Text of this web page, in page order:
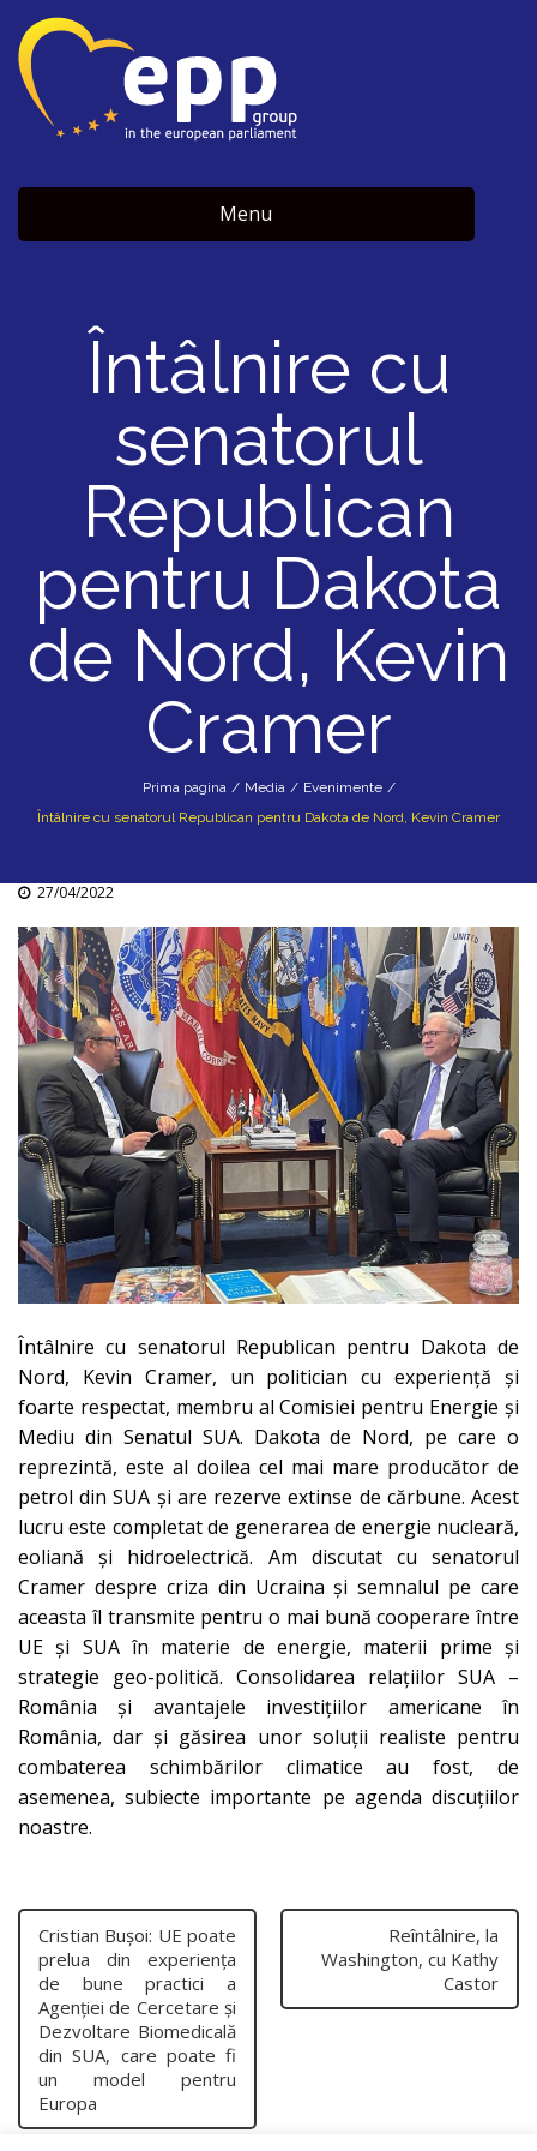
Menu
Întâlnire cu
senatorul
Republican
pentru Dakota
de Nord, Kevin
Cramer
Prima pagina / Media / Evenimente /
Întâlnire cu senatorul Republican pentru Dakota de Nord, Kevin Cramer
27/04/2022
Întâlnire cu senatorul Republican pentru Dakota de
Nord, Kevin Cramer, un politician cu experiență și
foarte respectat, membru al Comisiei pentru Energie și
Mediu din Senatul SUA. Dakota de Nord, pe care o
reprezintă, este al doilea cel mai mare producător de
petrol din SUA și are rezerve extinse de cărbune. Acest
lucru este completat de generarea de energie nucleară,
eoliană și hidroelectrică. Am discutat cu senatorul
Cramer despre criza din Ucraina și semnalul pe care
aceasta îl transmite pentru o mai bună cooperare între
UE și SUA în materie de energie, materii prime și
strategie geo-politică. Consolidarea relațiilor SUA –
România și avantajele investițiilor americane în
România, dar și găsirea unor soluții realiste pentru
combaterea schimbărilor climatice au fost, de
asemenea, subiecte importante pe agenda discuțiilor
noastre.
Cristian Bușoi: UE poate
prelua din experiența
de bune practici a
Agenției de Cercetare și
Dezvoltare Biomedicală
din SUA, care poate fi
un model pentru
Europa
Reîntâlnire, la
Washington, cu Kathy
Castor